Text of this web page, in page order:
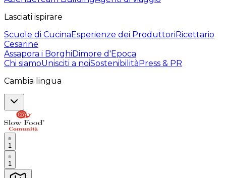
Lasciati ispirare
Scuole di CucinaEsperienze dei ProduttoriRicettario
Cesarine
Assapora i BorghiDimore d'Epoca
Chi siamoUnisciti a noiSostenibilitàPress & PR
Cambia lingua
1
1